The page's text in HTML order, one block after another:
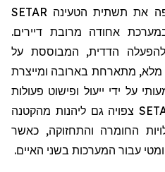
את תשתית הטעינה SETAR
אחודה מרובת דיירים.
הדדית, המבוססת על
מלא, מתארחת בארובה ומייצרת
על ידי ייעול ופישוט פעולות
צפויה גם ליהנות מהקטנה
החומרה והתחזוקה, כאשר
עבור המערכות בשני האיים.